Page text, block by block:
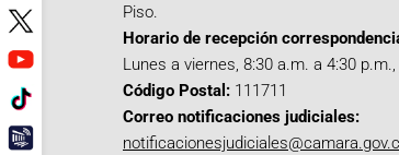
Piso.
Horario de recepción
Lunes a viernes, 8:30 a.m. a 4:30
Código Postal: 111711
Correo notificaciones judiciales: